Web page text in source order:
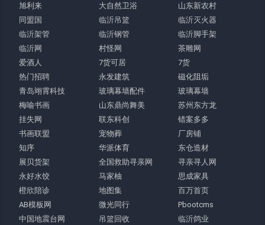
旭利来
大自然卫浴
山东新农村
同盟国
临沂吊篮
临沂灭火器
临沂架管
临沂钢管
临沂脚手架
临沂网
村怪网
茶雕网
爱酒人
7货可居
7货
热门招聘
永发建筑
磁化阻垢
青岛翊霄科技
玻璃幕墙配件
玻璃幕墙
梅喻书画
山东鼎尚舞美
苏州东方龙
挂失网
联东科创
错案多多
书画联盟
宠物葬
厂房铺
知序
华派体育
东仓造材
展贝货架
全国救助寻亲网
寻亲寻人网
永好水饺
马家柚
思成家具
橙欣陪诊
地图集
百万首页
AB模板网
微光同行
Pbootcms
中国地震台网
吊篮回收
临沂鸽业